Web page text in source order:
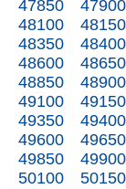
47850
47900
48100
48150
48350
48400
48600
48650
48850
48900
49100
49150
49350
49400
49600
49650
49850
49900
50100
50150